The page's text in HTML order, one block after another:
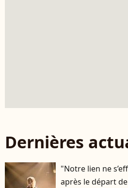
Dernières
"Notre lien ne
après le départ